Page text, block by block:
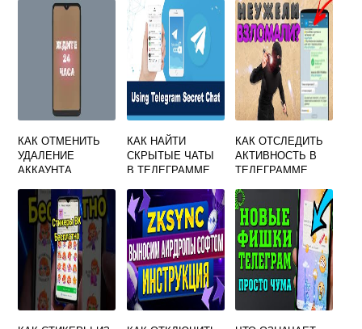
ОПОЗДАНИЕМ
КАК ОТМЕНИТЬ
УДАЛЕНИЕ
АККАУНТА
КАК НАЙТИ
СКРЫТЫЕ ЧАТЫ
В ТЕЛЕГРАММЕ
КАК ОТСЛЕДИТЬ
АКТИВНОСТЬ В
ТЕЛЕГРАММЕ